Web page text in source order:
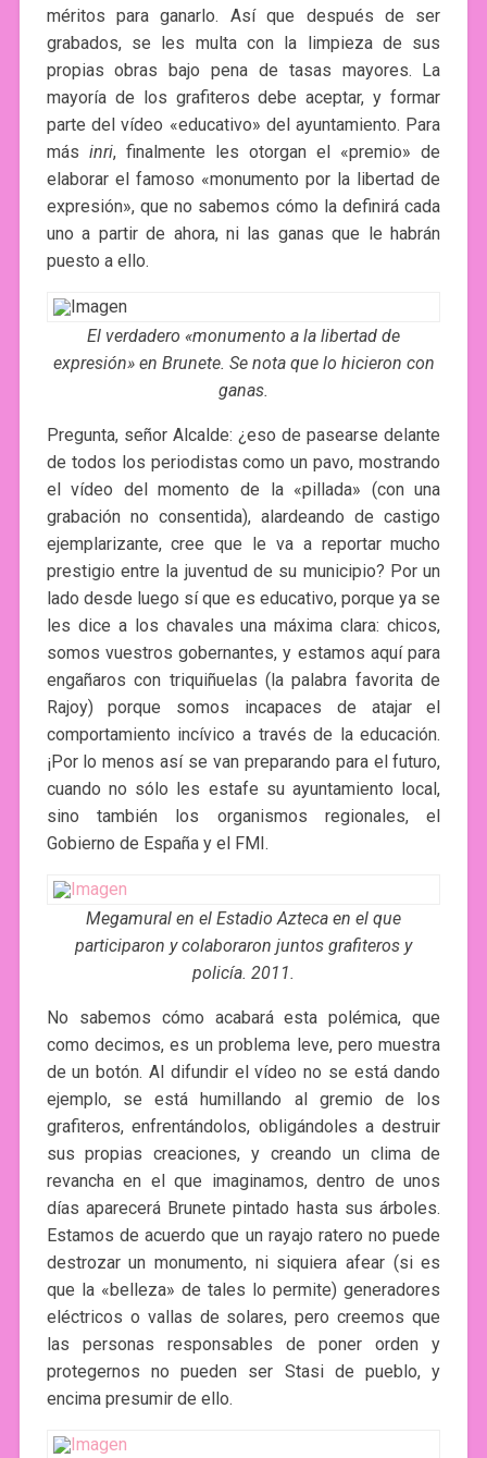
méritos para ganarlo. Así que después de ser
grabados, se les multa con la limpieza de sus
propias obras bajo pena de tasas mayores. La
mayoría de los grafiteros debe aceptar, y formar
parte del vídeo «educativo» del ayuntamiento. Para
más inri, finalmente les otorgan el «premio» de
elaborar el famoso «monumento por la libertad de
expresión», que no sabemos cómo la definirá cada
uno a partir de ahora, ni las ganas que le habrán
puesto a ello.
El verdadero «monumento a la libertad de
expresión» en Brunete. Se nota que lo hicieron con
ganas.
Pregunta, señor Alcalde: ¿eso de pasearse delante
de todos los periodistas como un pavo, mostrando
el vídeo del momento de la «pillada» (con una
grabación no consentida), alardeando de castigo
ejemplarizante, cree que le va a reportar mucho
prestigio entre la juventud de su municipio? Por un
lado desde luego sí que es educativo, porque ya se
les dice a los chavales una máxima clara: chicos,
somos vuestros gobernantes, y estamos aquí para
engañaros con triquiñuelas (la palabra favorita de
Rajoy) porque somos incapaces de atajar el
comportamiento incívico a través de la educación.
¡Por lo menos así se van preparando para el futuro,
cuando no sólo les estafe su ayuntamiento local,
sino también los organismos regionales, el
Gobierno de España y el FMI.
Megamural en el Estadio Azteca en el que
participaron y colaboraron juntos grafiteros y
policía. 2011.
No sabemos cómo acabará esta polémica, que
como decimos, es un problema leve, pero muestra
de un botón. Al difundir el vídeo no se está dando
ejemplo, se está humillando al gremio de los
grafiteros, enfrentándolos, obligándoles a destruir
sus propias creaciones, y creando un clima de
revancha en el que imaginamos, dentro de unos
días aparecerá Brunete pintado hasta sus árboles.
Estamos de acuerdo que un rayajo ratero no puede
destrozar un monumento, ni siquiera afear (si es
que la «belleza» de tales lo permite) generadores
eléctricos o vallas de solares, pero creemos que
las personas responsables de poner orden y
protegernos no pueden ser Stasi de pueblo, y
encima presumir de ello.